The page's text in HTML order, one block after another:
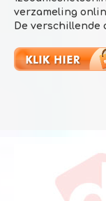
verzameling
De verschillende